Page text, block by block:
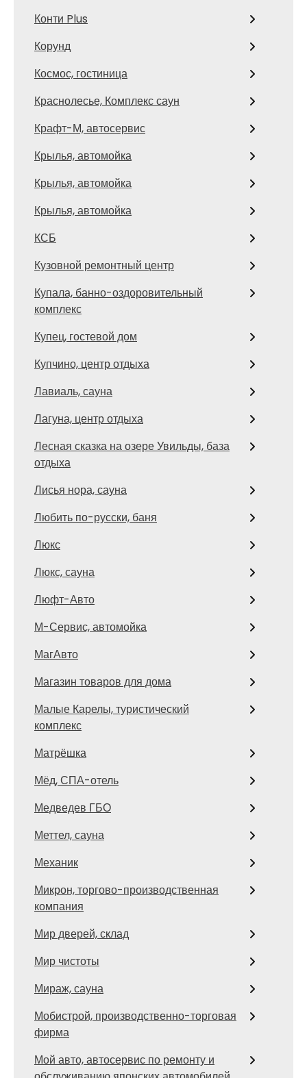
Конти Plus
Корунд
Космос, гостиница
Краснолесье, Комплекс саун
Крафт-М, автосервис
Крылья, автомойка
Крылья, автомойка
Крылья, автомойка
КСБ
Кузовной ремонтный центр
Купала, банно-оздоровительный
комплекс
Купец, гостевой дом
Купчино, центр отдыха
Лавиаль, сауна
Лагуна, центр отдыха
Лесная сказка на озере Увильды, база
отдыха
Лисья нора, сауна
Любить по-русски, баня
Люкс
Люкс, сауна
Люфт-Авто
М-Сервис, автомойка
МагАвто
Магазин товаров для дома
Малые Карелы, туристический
комплекс
Матрёшка
Мёд, СПА-отель
Медведев ГБО
Меттел, сауна
Механик
Микрон, торгово-производственная
компания
Мир дверей, склад
Мир чистоты
Мираж, сауна
Мобистрой, производственно-торговая
фирма
Мой авто, автосервис по ремонту и